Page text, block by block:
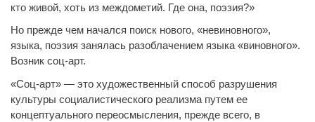
кто живой, хоть из междометий. Где она, поэзия?»
Но прежде чем начался поиск нового, «невиновного»,
языка, поэзия занялась разоблачением языка «виновного».
Возник соц-арт.
«Соц-арт» — это художественный способ разрушения
культуры социалистического реализма путем ее
концептуального переосмысления, прежде всего, в